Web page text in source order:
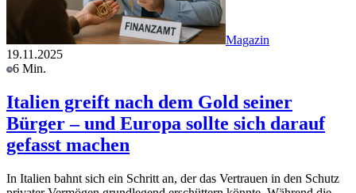
Magazin
19.11.2025
6 Min.
Italien greift nach dem Gold seiner
Bürger – und Europa sollte sich darauf
gefasst machen
In Italien bahnt sich ein Schritt an, der das Vertrauen in den Schutz